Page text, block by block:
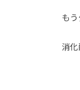
も
消化